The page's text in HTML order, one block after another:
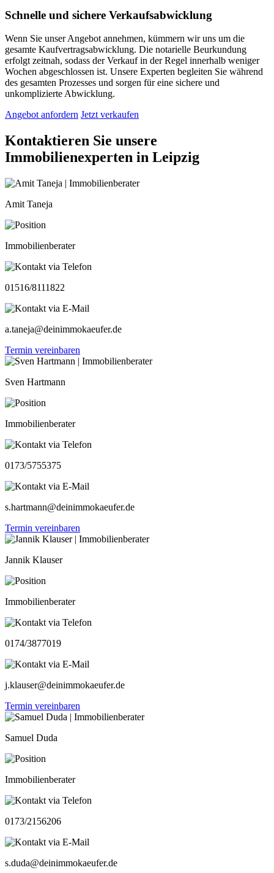
Schnelle und sichere Verkaufsabwicklung
Wenn Sie unser Angebot annehmen, kümmern wir uns um die
gesamte Kaufvertragsabwicklung. Die notarielle Beurkundung
erfolgt zeitnah, sodass der Verkauf in der Regel innerhalb weniger
Wochen abgeschlossen ist. Unsere Experten begleiten Sie während
des gesamten Prozesses und sorgen für eine sichere und
unkomplizierte Abwicklung.
Angebot anfordern Jetzt verkaufen
Kontaktieren Sie unsere
Immobilienexperten in Leipzig
Amit Taneja
Immobilienberater
01516/8111822
a.taneja@deinimmokaeufer.de
Termin vereinbaren
Sven Hartmann
Immobilienberater
0173/5755375
s.hartmann@deinimmokaeufer.de
Termin vereinbaren
Jannik Klauser
Immobilienberater
0174/3877019
j.klauser@deinimmokaeufer.de
Termin vereinbaren
Samuel Duda
Immobilienberater
0173/2156206
s.duda@deinimmokaeufer.de